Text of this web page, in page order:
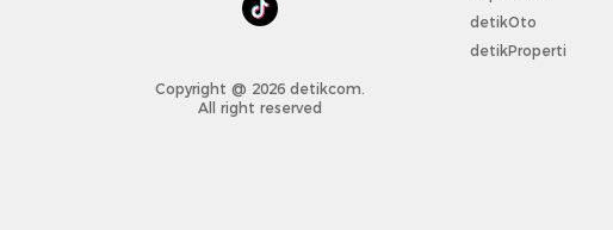
Copyright @ 2026 detikcom.
All right reserved
detikOto
detikProperti